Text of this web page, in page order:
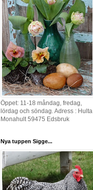
Öppet: 11-18 måndag, fredag,
lördag och söndag. Adress : Hulta
Monahult 59475 Edsbruk
Nya tuppen Sigge...